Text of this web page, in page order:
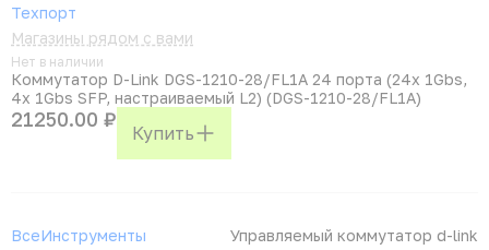
Техпорт
Магазины рядом с вами
Нет в наличии
Коммутатор D-Link DGS-1210-28/FL1A 24 порта (24x 1Gbs,
4x 1Gbs SFP, настраиваемый L2) (DGS-1210-28/FL1A)
21250.00 ₽
Купить
ВсеИнструменты
Управляемый коммутатор d-link